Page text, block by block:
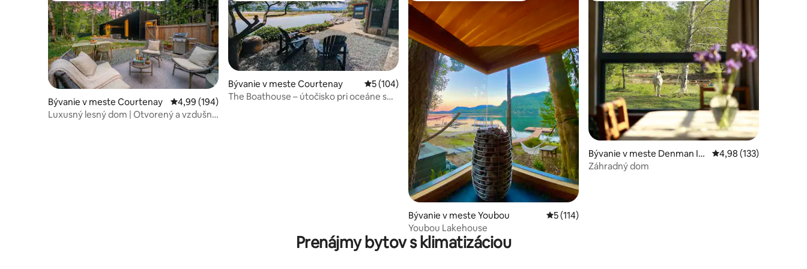
Bývanie v meste Courtenay Priemerné ohodnotenie 4,99 z 5, počet hodnotení: 194
4,99 (194)
Luxusný lesný dom | Otvorený a vzdušný
Bývanie v meste Courtenay Priemerné ohodnotenie 5 z 5, počet hodnotení: 104
5 (104)
The Boathouse – útočisko pri oceáne s
Bývanie v meste Youbou Priemerné ohodnotenie 5 z 5, počet hodnotení: 114
5 (114)
Youbou Lakehouse
Bývanie v meste Denman Isl
and
Priemerné
4,98 (133)
Záhradný dom
Prenájmy bytov s klimatizáciou